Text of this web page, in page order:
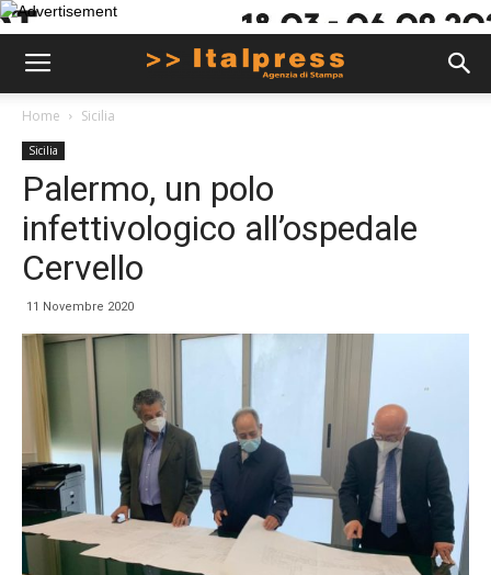
Home Sicilia
Sicilia
Palermo, un polo
infettivologico all’ospedale
Cervello
11 Novembre 2020